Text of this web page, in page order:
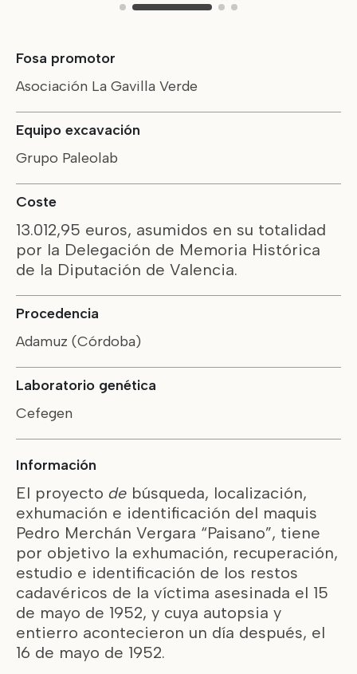
Fosa promotor
Asociación La Gavilla Verde
Equipo excavación
Grupo Paleolab
Coste
13.012,95 euros, asumidos en su totalidad
por la Delegación de Memoria Histórica
de la Diputación de Valencia.
Procedencia
Adamuz (Córdoba)
Laboratorio genética
Cefegen
Información
El proyecto de búsqueda, localización,
exhumación e identificación del maquis
Pedro Merchán Vergara “Paisano”, tiene
por objetivo la exhumación, recuperación,
estudio e identificación de los restos
cadavéricos de la víctima asesinada el 15
de mayo de 1952, y cuya autopsia y
entierro acontecieron un día después, el
16 de mayo de 1952.